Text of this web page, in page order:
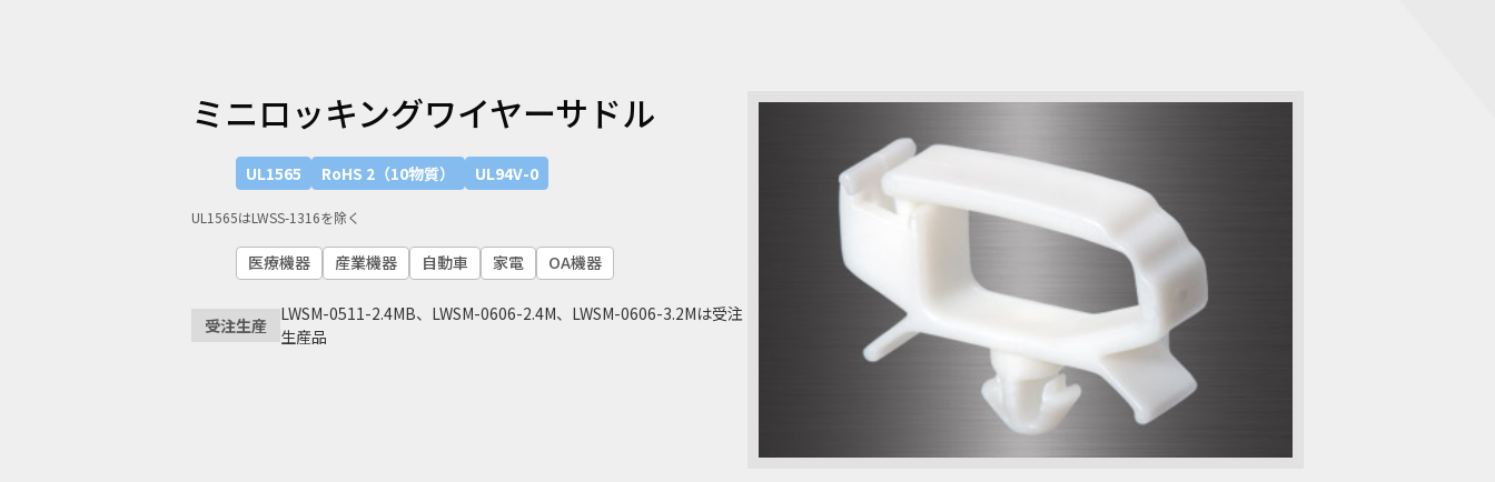
ミニロッキングワイヤーサドル
UL1565 RoHS 2（10物質） UL94V-0
UL1565はLWSS-1316を除く
医療機器 産業機器 自動車 家電 OA機器
受注生産
LWSM-0511-2.4MB、LWSM-0606-2.4M、LWSM-0606-3.2Mは受注
生産品